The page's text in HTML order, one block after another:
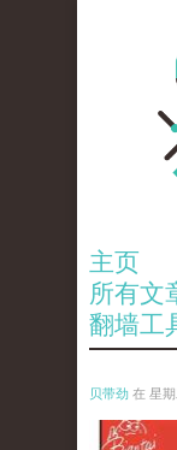
主页
所有文
翻墙工
贝带劲 在 星